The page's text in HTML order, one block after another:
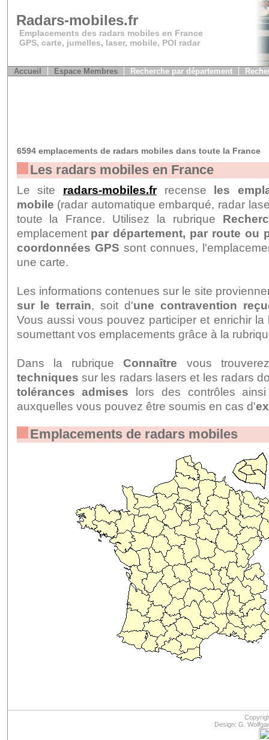
Radars-mobiles.fr
Emplacements des radars mobiles en France
GPS, carte, jumelles, laser, mobile, POI radar
Accueil Espace Membres Recherche par département
6594 emplacements de radars mobiles dans toute la France
Les radars mobiles en France
Le site radars-mobiles.frrecense les
mobile (radar automatique embarqué, radar
toute la France. Utilisez la rubrique
emplacement par département, par route ou
coordonnées GPS sont connues,
une carte.
Les informations contenues sur le site
sur le terrain, soit d'une contravention
Vous aussi vous pouvez participer et enrichir
soumettant vos emplacements grâce à la
Dans la rubriqueConnaître vous
techniques sur les radars lasers et les radars
tolérances admises lors des contrôles
auxquelles vous pouvez être soumis en cas d'
Emplacements de radars mobiles
Design: G.